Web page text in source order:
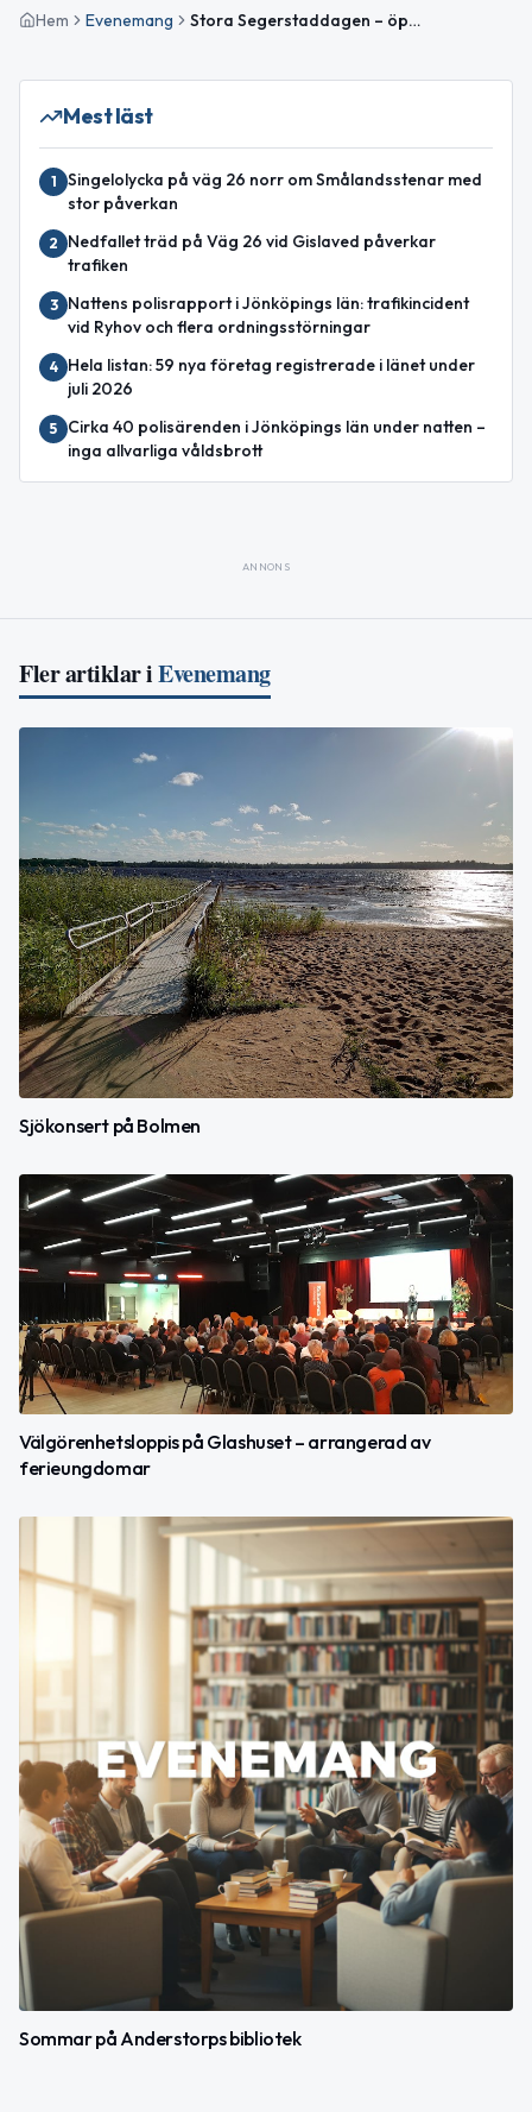
Hem Evenemang Stora Segerstaddagen – öppet hus på Stora Segerstad
Mest läst
1
Singelolycka på väg 26 norr om Smålandsstenar med
stor påverkan
2
Nedfallet träd på Väg 26 vid Gislaved påverkar
trafiken
3
Nattens polisrapport i Jönköpings län: trafikincident
vid Ryhov och flera ordningsstörningar
4
Hela listan: 59 nya företag registrerade i länet under
juli 2026
5
Cirka 40 polisärenden i Jönköpings län under natten –
inga allvarliga våldsbrott
ANNONS
Fler artiklar iEvenemang
Sjökonsert på Bolmen
Välgörenhetsloppis på Glashuset – arrangerad av
ferieungdomar
Sommar på Anderstorps bibliotek